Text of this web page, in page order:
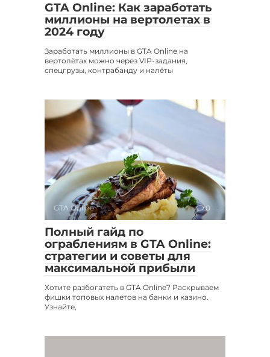
GTA Online: Как заработать
миллионы на вертолетах в
2024 году
Заработать миллионы в GTA Online на
вертолётах можно через VIP-задания,
спецгрузы, контрабанду и налёты
GTA Online 0
Полный гайд по
ограблениям в GTA Online:
стратегии и советы для
максимальной прибыли
Хотите разбогатеть в GTA Online? Раскрываем
фишки топовых налетов на банки и казино.
Узнайте,